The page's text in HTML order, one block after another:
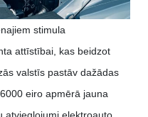
stimula
attīstībai, kas beidzot
valstīs pastāv dažādas
eiro apmērā jauna